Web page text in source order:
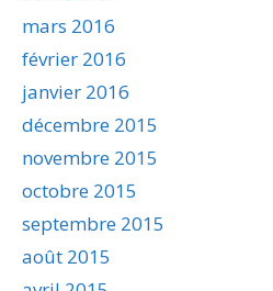
mars 2016
février 2016
janvier 2016
décembre 2015
novembre 2015
octobre 2015
septembre 2015
août 2015